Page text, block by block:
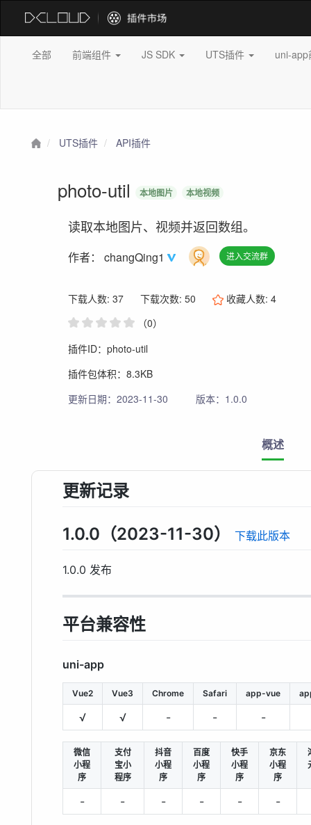
全部 前端组件 JS SDK UTS插件 uni-
UTS插件 API插件
photo-util 本地图片 本地视频
读取本地图片、视频并返回数组。
作者：changQing1 进入交流群
下载人数: 37 下载次数: 50 收藏人数:4
（0）
插件ID：photo-util
插件包体积：8.3KB
更新日期：2023-11-30
版本：1.0.0
概述
更新记录
1.0.0（2023-11-30） 下载此版本
1.0.0 发布
平台兼容性
uni-app
Vue2 Vue3 Chrome Safari app-vue
√ √ - - -
微信
小程
序
支付
宝小
程序
抖音
小程
序
百度
小程
序
快手
小程
序
京东
小程
序
- - - - - -